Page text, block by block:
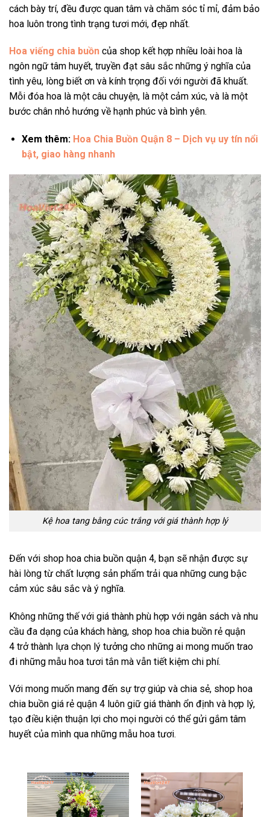
cách bày trí, đều được quan tâm và chăm sóc tỉ mỉ, đảm bảo
hoa luôn trong tình trạng tươi mới, đẹp nhất.
Hoa viếng chia buồn của shop kết hợp nhiều loài hoa là
ngôn ngữ tâm huyết, truyền đạt sâu sắc những ý nghĩa của
tình yêu, lòng biết ơn và kính trọng đối với người đã khuất.
Mỗi đóa hoa là một câu chuyện, là một cảm xúc, và là một
bước chân nhỏ hướng về hạnh phúc và bình yên.
Xem thêm: Hoa Chia Buồn Quận 8 – Dịch vụ uy tín nổi
bật, giao hàng nhanh
Kệ hoa tang bằng cúc trắng với giá thành hợp lý
Đến với shop hoa chia buồn quận 4, bạn sẽ nhận được sự
hài lòng từ chất lượng sản phẩm trải qua những cung bậc
cảm xúc sâu sắc và ý nghĩa.
Không những thế với giá thành phù hợp với ngân sách và nhu
cầu đa dạng của khách hàng, shop hoa chia buồn rẻ quận
4 trở thành lựa chọn lý tưởng cho những ai mong muốn trao
đi những mẫu hoa tươi tắn mà vẫn tiết kiệm chi phí.
Với mong muốn mang đến sự trợ giúp và chia sẻ, shop hoa
chia buồn giá rẻ quận 4 luôn giữ giá thành ổn định và hợp lý,
tạo điều kiện thuận lợi cho mọi người có thể gửi gắm tâm
huyết của mình qua những mẫu hoa tươi.